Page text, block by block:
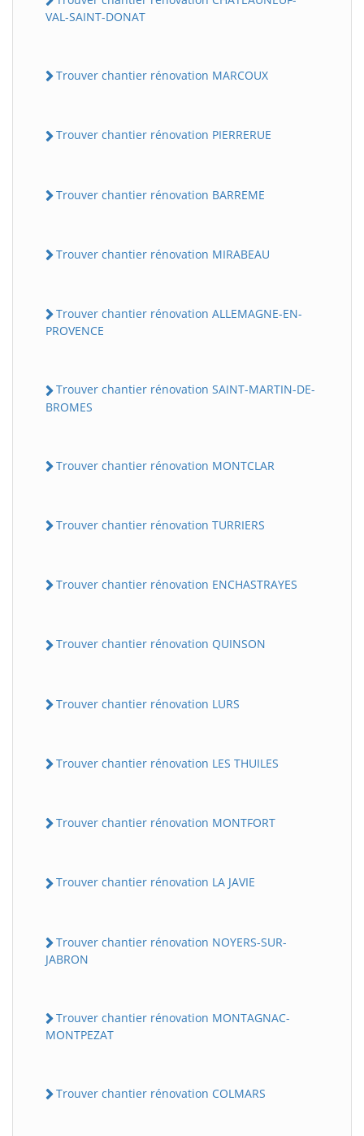
VAL-SAINT-DONAT
Trouver chantier rénovation MARCOUX
Trouver chantier rénovation PIERRERUE
Trouver chantier rénovation BARREME
Trouver chantier rénovation MIRABEAU
Trouver chantier rénovation ALLEMAGNE-EN-
PROVENCE
Trouver chantier rénovation SAINT-MARTIN-DE-
BROMES
Trouver chantier rénovation MONTCLAR
Trouver chantier rénovation TURRIERS
Trouver chantier rénovation ENCHASTRAYES
Trouver chantier rénovation QUINSON
Trouver chantier rénovation LURS
Trouver chantier rénovation LES THUILES
Trouver chantier rénovation MONTFORT
Trouver chantier rénovation LA JAVIE
Trouver chantier rénovation NOYERS-SUR-
JABRON
Trouver chantier rénovation MONTAGNAC-
MONTPEZAT
Trouver chantier rénovation COLMARS